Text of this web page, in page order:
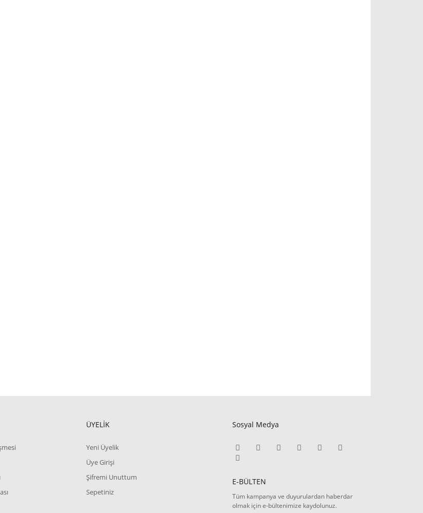
ÜYELİK
Yeni Üyelik
Üye Girişi
Şifremi Unuttum
Sepetiniz
Sosyal Medya
E-BÜLTEN
Tüm kampanya ve duyurulardan haberdar
olmak için e-bültenimize kaydolunuz.